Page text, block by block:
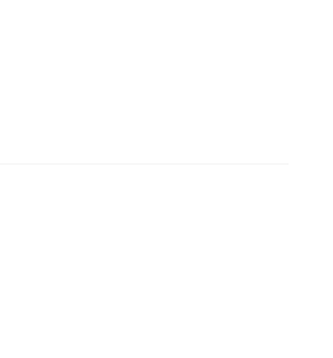
zat asing yang masuk ke dalam